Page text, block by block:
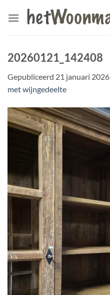
naar
20260121_142408
Gepubliceerd 21 januari 2026
met wijngedeelte